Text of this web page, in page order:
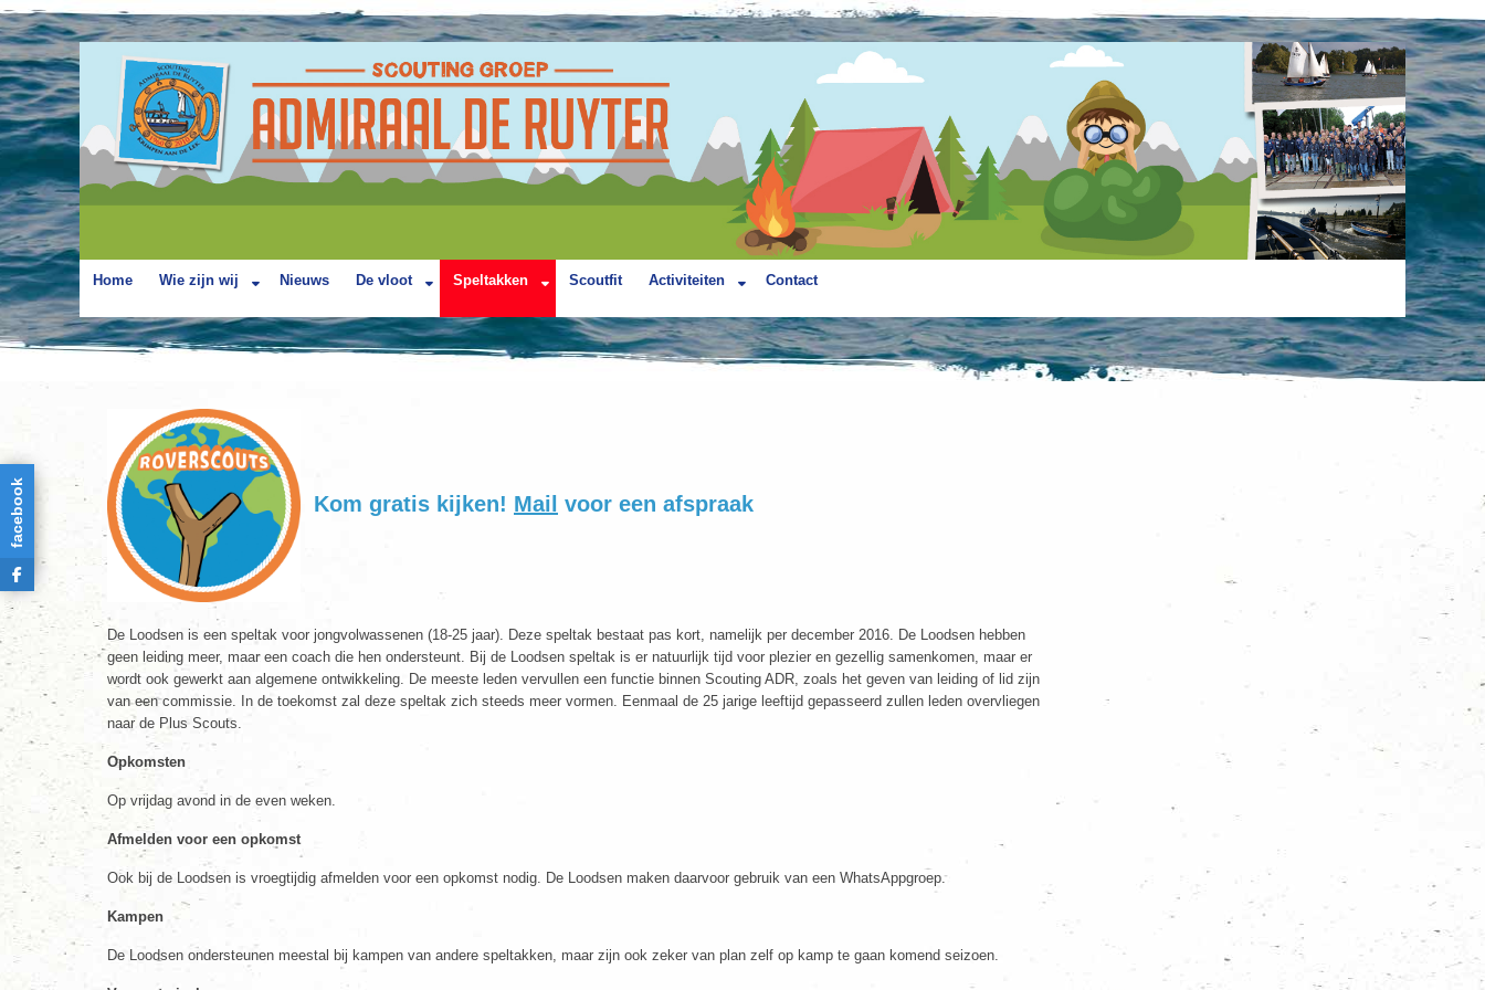
Home Wie zijn wij Nieuws De vloot Speltakken Scoutfit Activiteiten Contact
Kom gratis kijken! Mail voor een afspraak
De Loodsen is een speltak voor jongvolwassenen (18-25 jaar). Deze speltak bestaat pas kort, namelijk per december 2016. De Loodsen hebben
geen leiding meer, maar een coach die hen ondersteunt. Bij de Loodsen speltak is er natuurlijk tijd voor plezier en gezellig samenkomen, maar er
wordt ook gewerkt aan algemene ontwikkeling. De meeste leden vervullen een functie binnen Scouting ADR, zoals het geven van leiding of lid zijn
van een commissie. In de toekomst zal deze speltak zich steeds meer vormen. Eenmaal de 25 jarige leeftijd gepasseerd zullen leden overvliegen
naar de Plus Scouts.
Opkomsten
Op vrijdag avond in de even weken.
Afmelden voor een opkomst
Ook bij de Loodsen is vroegtijdig afmelden voor een opkomst nodig. De Loodsen maken daarvoor gebruik van een WhatsAppgroep.
Kampen
De Loodsen ondersteunen meestal bij kampen van andere speltakken, maar zijn ook zeker van plan zelf op kamp te gaan komend seizoen.
facebook